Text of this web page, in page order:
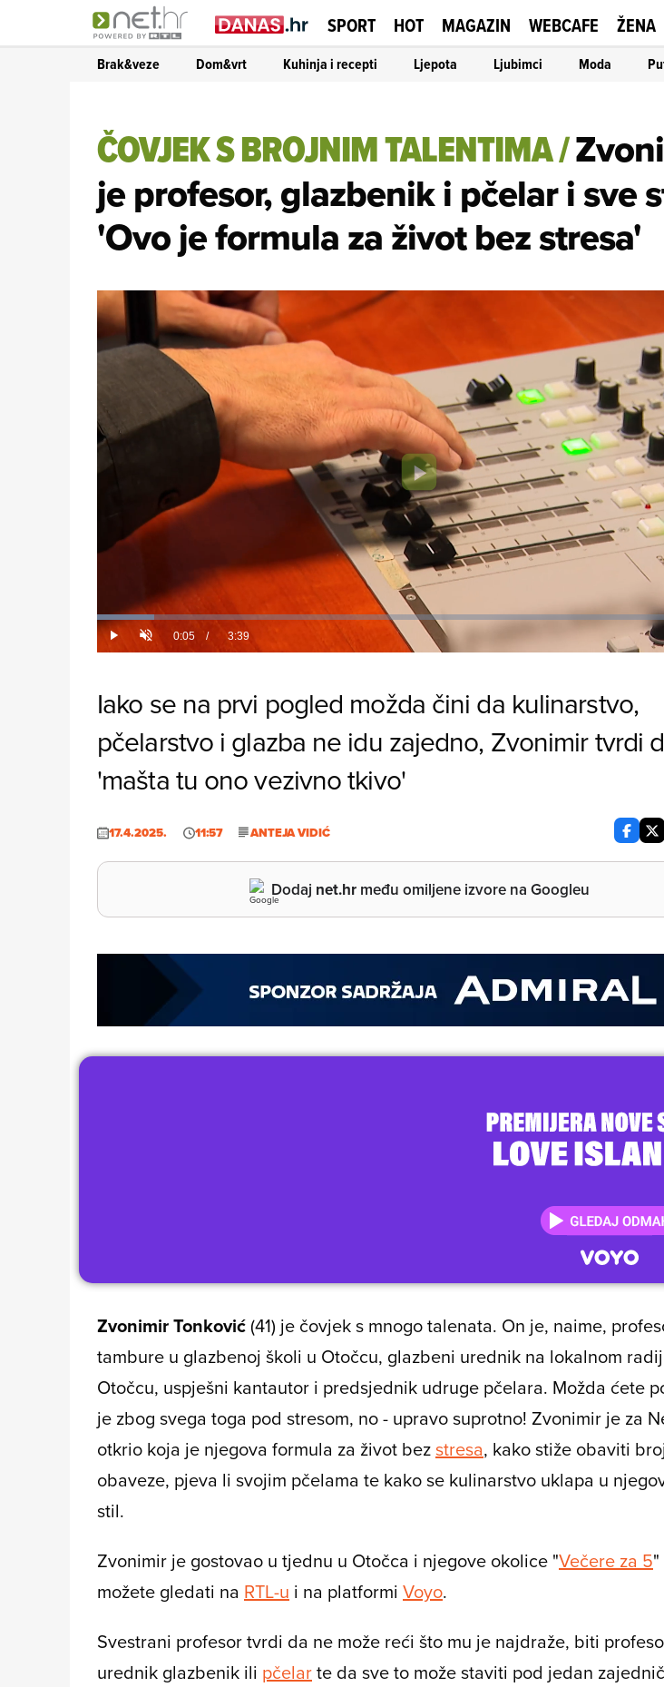
SPORT HOT MAGAZIN WEBCAFE ŽENA
Brak&veze Dom&vrt Kuhinja i recepti Ljepota Ljubimci Moda
ČOVJEK S BROJNIM TALENTIMA/
je profesor, glazbenik i pčelar i sve
'Ovo je formula za život bez stresa'
Play
Video
Play UnmuteCurrent
0:05 / Duration
3:39
Loaded:
8.86%
Iako se na prvi pogled možda čini da kulinarstvo,
pčelarstvo i glazba ne idu zajedno, Zvonimir tvrdi
'mašta tu ono vezivno tkivo'
17.4.2025. 11:57 ANTEJA VIDIĆ
Dodaj net.hrmeđu omiljene izvore na Googleu
Zvonimir Tonković(41) je čovjek s mnogo talenata. On je, naime,
tambure u glazbenoj školi u Otočcu, glazbeni urednik na lokalnom
Otočcu, uspješni kantautor i predsjednik udruge pčelara. Možda ćete
je zbog svega toga pod stresom, no - upravo suprotno! Zvonimir je za
otkrio koja je njegova formula za život bezstresa, kako stiže obaviti
obaveze, pjeva li svojim pčelama te kako se kulinarstvo uklapa u
stil.
Zvonimir je gostovao u tjednu u Otočca i njegove okolice "Večere za 5
možete gledati na RTL-u i na platformi Voyo.
Svestrani profesor tvrdi da ne može reći što mu je najdraže, biti
urednik glazbenik ili pčelarte da sve to može staviti pod jedan